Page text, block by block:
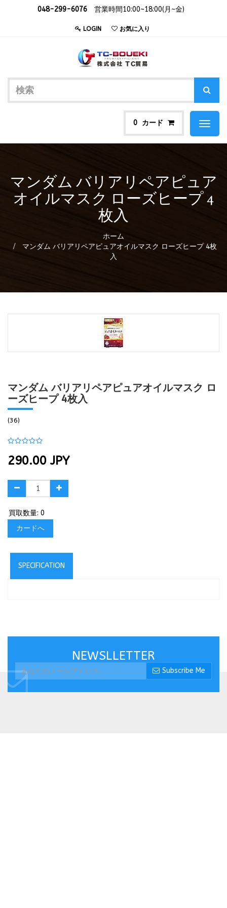
048-299-6076 営業時間10:00~18:00(月~金)
LOGIN お気に入り
0 カード
Toggle
マンダム バリアリペアピュア
オイルマスク ローズヒープ 4
枚入
ホーム
マンダム バリアリペアピュアオイルマスク ローズヒープ 4枚
入
マンダム バリアリペアピュアオイルマスク ロ
ーズヒープ 4枚入
(36)
290.00 JPY
買取数量: 0
カードへ
SPECIFICATION
NEWSLLETTER
Subscribe Me